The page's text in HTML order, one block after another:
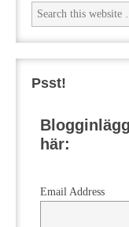
Psst!
här:
Email Address